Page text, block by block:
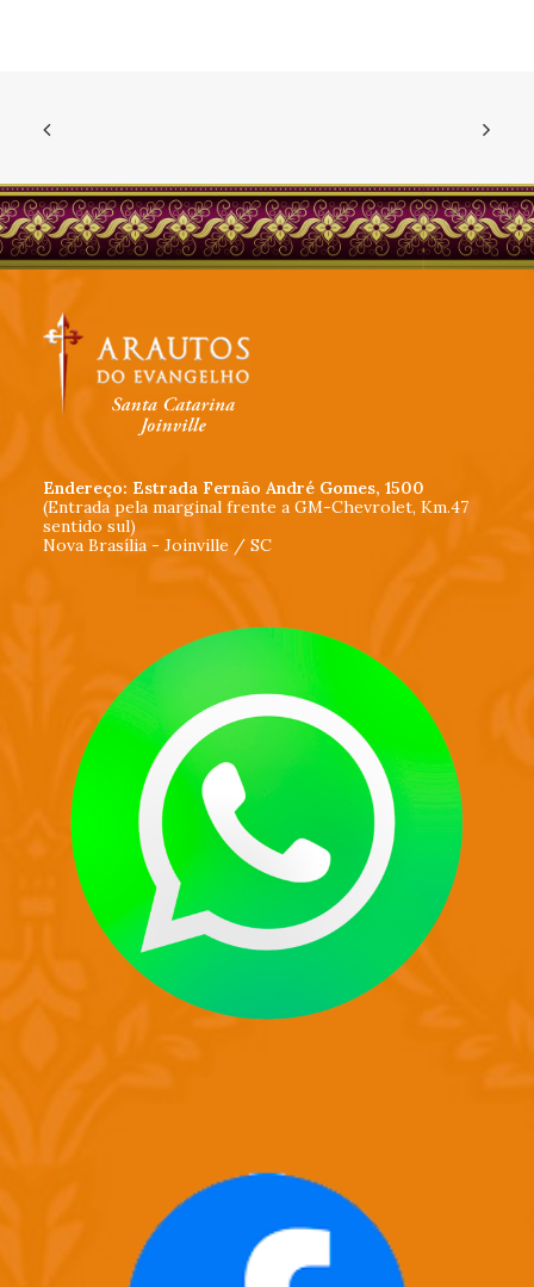
Endereço: Estrada Fernão André Gomes, 1500
(Entrada pela marginal frente a GM-Chevrolet, Km.47
sentido sul)
Nova Brasília - Joinville / SC